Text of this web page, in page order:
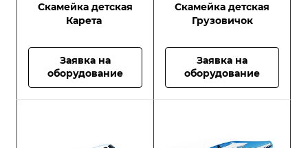
Скамейка детская
Карета
Заявка на
оборудование
Скамейка детская
Грузовичок
Заявка на
оборудование